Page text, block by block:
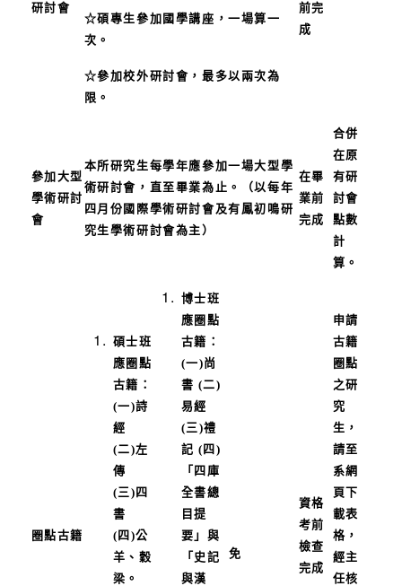
研討會
☆碩專生參加國學講座，一場算一
次。
☆參加校外研討會，最多以兩次為
限。
前完
成
參加大型
學術研討
會
本所研究生每學年應參加一場大型學
術研討會，直至畢業為止。（以每年
四月份國際學術研討會及有鳳初鳴研
究生學術研討會為主）
在畢
業前
完成
合併
在原
有研
討會
點數
計
算。
圈點古籍
碩士班
應圈點
古籍：
(一)詩
經
(二)左
傳
(三)四
書
(四)公
羊、穀
梁。
博士班
應圈點
古籍：
(一)尚
書 (二)
易經
(三)禮
記 (四)
「四庫
全書總
目提
要」與
「史記
與漢
免
資格
考前
檢查
完成
申請
古籍
圈點
之研
究
生，
請至
系網
頁下
載表
格，
經主
任核